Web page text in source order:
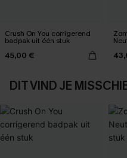
Crush On You corrigerend
badpak uit één stuk
45,00 €
DIT VIND JE